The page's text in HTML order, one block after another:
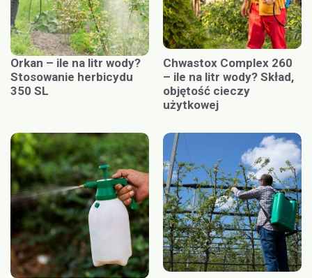
Orkan – ile na litr wody?
Stosowanie herbicydu
350 SL
Chwastox Complex 260
– ile na litr wody? Skład,
objętość cieczy
użytkowej